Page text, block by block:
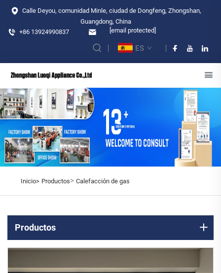
Calle Deyou, comunidad Minle, ciudad de Dongfeng, Zhongshan,
Guangdong, China
+86 13924990837
[email protected]
ES
Inicio> Productos> Calefacción de gas
Productos